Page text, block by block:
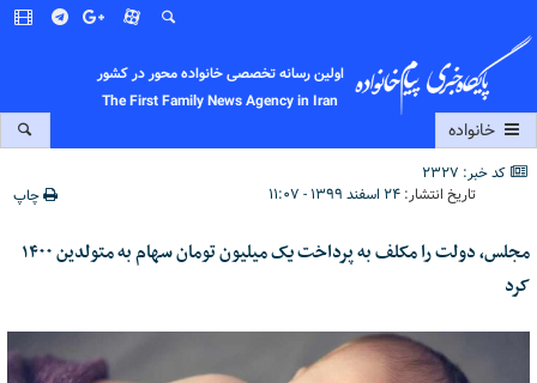
اولین رسانه تخصصی خانواده محور در کشور
The First Family News Agency in Iran
خانواده
کد خبر: 2327
تاریخ انتشار: ۲۴ اسفند ۱۳۹۹ - ۱۱:۰۷ چاپ
مجلس، دولت را مکلف به پرداخت یک میلیون تومان سهام به متولدین ۱۴۰۰
کرد